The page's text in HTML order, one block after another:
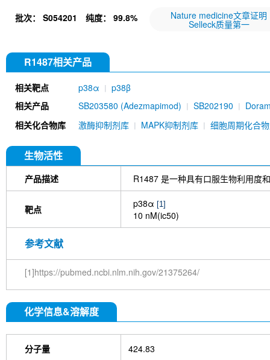
批次： S054201 纯度： 99.8% Nature medicine文章证明
Selleck质量第一
R1487相关产品
相关靶点 p38α
p38β
相关产品
SB203580 (Adezmapimod) SB202190
Pamapimod
Pexmetinib PD 169316
相关化合物库 激酶抑制剂库 MAPK抑制剂库 细胞周期化合
生物活性
产品描述 R1487 是一种具有口服生物利用度
靶点 p38α [1]
10 nM(ic50)
参考文献
[1]https://pubmed.ncbi.nlm.nih.gov/21375264/
化学信息&溶解度
分子量 424.83